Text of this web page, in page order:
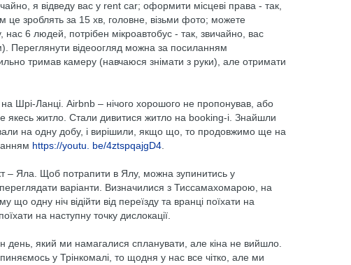
я відведу вас у rent car; оформити місцеві права - так,
це зроблять за 15 хв, головне, візьми фото; можете
6 людей, потрібен мікроавтобус - так, звичайно, вас
Переглянути відеоогляд можна за посиланням
тримав камеру (навчаюся знімати з руки), але отримати
на Шрі-Ланці. Airbnb – нічого хорошого не пропонував, або
якесь житло. Стали дивитися житло на booking-і. Знайшли
на одну добу, і вирішили, якщо що, то продовжимо ще на
https://youtu. be/4ztspqajgD4
– Яла. Щоб потрапити в Ялу, можна зупинитись у
варіанти. Визначилися з Тиссамахомарою, на
одну ніч відійти від переїзду та вранці поїхати на
на наступну точку дислокації.
день, який ми намагалися спланувати, але кіна не вийшло.
у Трінкомалі, то щодня у нас все чітко, але ми